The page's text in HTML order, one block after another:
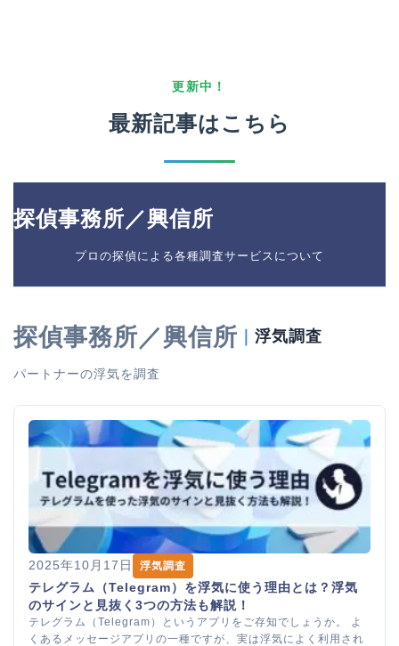
更新中！
最新記事はこちら
探偵事務所／興信所
プロの探偵による各種調査サービスについて
探偵事務所／興信所 浮気調査
パートナーの浮気を調査
2025年10月17日 浮気調査
テレグラム（Telegram）を浮気に使う理由とは？浮気
のサインと見抜く3つの方法も解説！
テレグラム（Telegram）というアプリをご存知でしょうか。 よ
くあるメッセージアプリの一種ですが、実は浮気によく利用され